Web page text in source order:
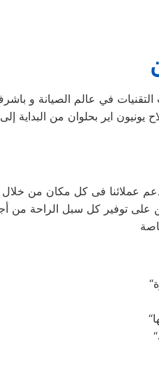
التقنيات في عالم الصيانة و
اير بحلوان من البداية إلى
عملائنا فى كل مكان من خلال
على توفير كل سبل الراحة من